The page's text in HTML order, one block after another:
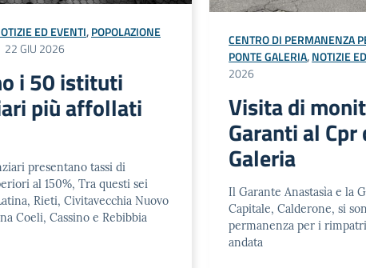
ED EVENTI,POPOLAZIONE
22 GIU 2026
i 50 istituti
più affollati
presentano tassi di
al 150%, Tra questi sei
Rieti, Civitavecchia Nuovo
Coeli, Cassino e Rebibbia
CENTRO DI PERMANENZA
PONTE GALERIA,NOTIZIE
2026
Visita di
Garanti al
Galeria
Il Garante Anastasìa e la
Capitale, Calderone, si
permanenza per i
andata